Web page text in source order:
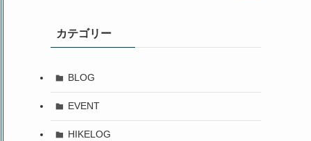
カテゴリー
BLOG
EVENT
HIKELOG